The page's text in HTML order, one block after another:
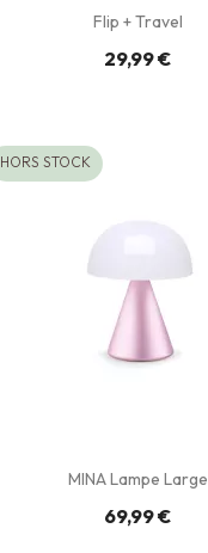
Flip + Travel
29,99 €
MINA Lampe Large
69,99 €
HORS STOCK